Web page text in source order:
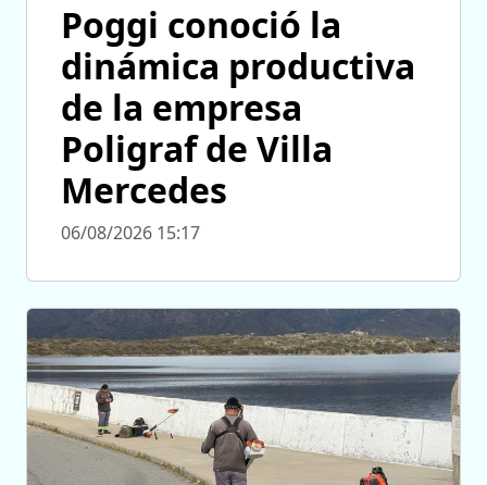
Poggi conoció la
dinámica productiva
de la empresa
Poligraf de Villa
Mercedes
06/08/2026 15:17